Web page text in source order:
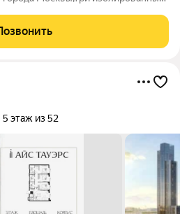
собственности с основания
консьерж,за
5 этаж из 52